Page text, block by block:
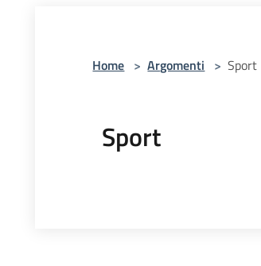
Home > Argomenti > Sport
Sport